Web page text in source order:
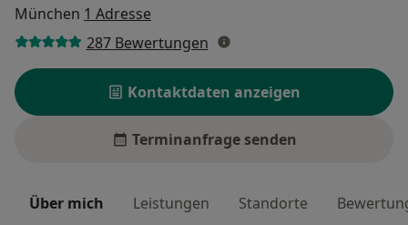
München 1 Adresse
287 Bewertungen
Kontaktdaten anzeigen
Terminanfrage senden
Über mich Leistungen Standorte